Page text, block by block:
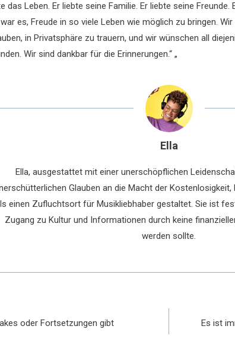
das Leben. Er liebte seine Familie. Er liebte seine
es, Freude in so viele Leben wie möglich zu bringen.
in Privatsphäre zu trauern, und wir wünschen all
Wir sind dankbar für die Erinnerungen.“ „
Ella
Ella, ausgestattet mit einer unerschöpflichen
Glauben an die Macht der
einen Zufluchtsort für Musikliebhaber gestaltet. Sie ist
Zugang zu Kultur und Informationen durch keine
werden sollte.
oder Fortsetzungen gibt
Es ist